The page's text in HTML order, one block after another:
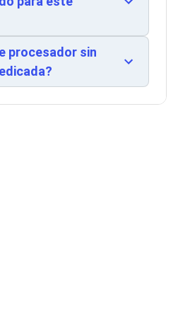
de diseño gráfico,
simulaciones y
ligero. El
aunque requiere
refrigeración óptima en
procesador sin